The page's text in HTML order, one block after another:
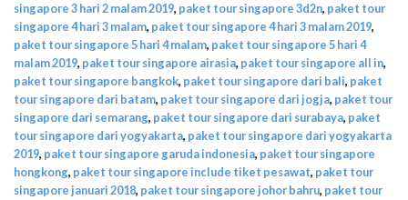
singapore 3 hari 2 malam 2019, paket tour singapore 3d2n, paket tour
singapore 4 hari 3 malam, paket tour singapore 4 hari 3 malam 2019,
paket tour singapore 5 hari 4 malam, paket tour singapore 5 hari 4
malam 2019, paket tour singapore airasia, paket tour singapore all in,
paket tour singapore bangkok, paket tour singapore dari bali, paket
tour singapore dari batam, paket tour singapore dari jogja, paket tour
singapore dari semarang, paket tour singapore dari surabaya, paket
tour singapore dari yogyakarta, paket tour singapore dari yogyakarta
2019, paket tour singapore garuda indonesia, paket tour singapore
hongkong, paket tour singapore include tiket pesawat, paket tour
singapore januari 2018, paket tour singapore johor bahru, paket tour